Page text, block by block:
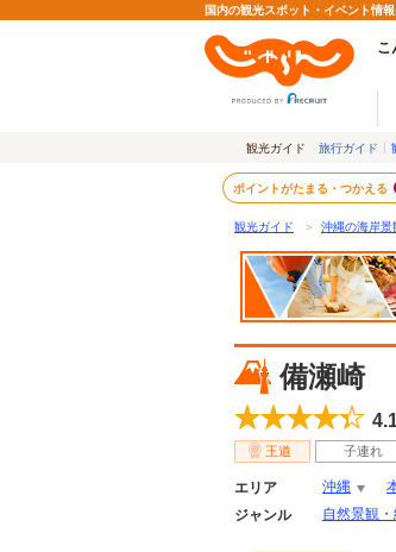
国内の観光スポット・イベント情
こ
観光ガイド 旅行ガイド
ポイントがたまる・つかえる
観光ガイド ＞ 沖縄の海岸景
備瀬崎
王道 子連れ
エリア 沖縄
ジャンル
自然景観